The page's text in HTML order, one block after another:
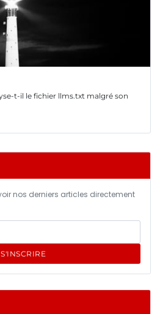
t-il le fichier llms.txt malgré son
nos derniers articles directement
S'INSCRIRE